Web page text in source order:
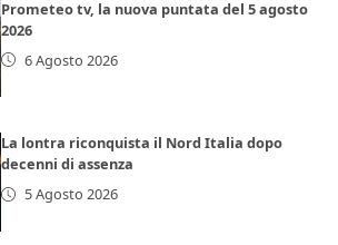
Prometeo tv, la nuova puntata del 5 agosto
2026
6 Agosto 2026
La lontra riconquista il Nord Italia dopo
decenni di assenza
5 Agosto 2026